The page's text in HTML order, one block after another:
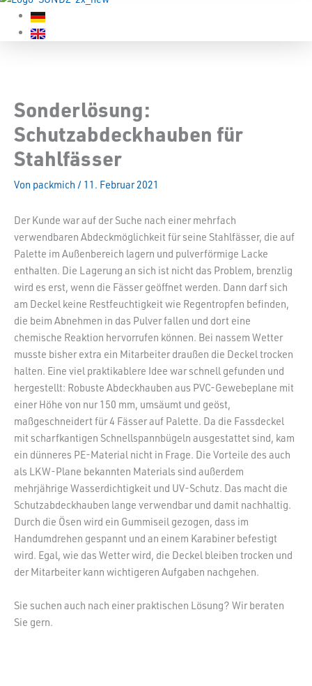
Sonderlösung:
Schutzabdeckhauben für
Stahlfässer
Von packmich / 11. Februar 2021
Der Kunde war auf der Suche nach einer mehrfach
verwendbaren Abdeckmöglichkeit für seine Stahlfässer, die auf
Palette im Außenbereich lagern und pulverförmige Lacke
enthalten. Die Lagerung an sich ist nicht das Problem, brenzlig
wird es erst, wenn die Fässer geöffnet werden. Dann darf sich
am Deckel keine Restfeuchtigkeit wie Regentropfen befinden,
die beim Abnehmen in das Pulver fallen und dort eine
chemische Reaktion hervorrufen können. Bei nassem Wetter
musste bisher extra ein Mitarbeiter draußen die Deckel trocken
halten. Eine viel praktikablere Idee war schnell gefunden und
hergestellt: Robuste Abdeckhauben aus PVC-Gewebeplane mit
einer Höhe von nur 150 mm, umsäumt und geöst,
maßgeschneidert für 4 Fässer auf Palette. Da die Fassdeckel
mit scharfkantigen Schnellspannbügeln ausgestattet sind, kam
ein dünneres PE-Material nicht in Frage. Die Vorteile des auch
als LKW-Plane bekannten Materials sind außerdem
mehrjährige Wasserdichtigkeit und UV-Schutz. Das macht die
Schutzabdeckhauben lange verwendbar und damit nachhaltig.
Durch die Ösen wird ein Gummiseil gezogen, dass im
Handumdrehen gespannt und an einem Karabiner befestigt
wird. Egal, wie das Wetter wird, die Deckel bleiben trocken und
der Mitarbeiter kann wichtigeren Aufgaben nachgehen.
Sie suchen auch nach einer praktischen Lösung? Wir beraten
Sie gern.